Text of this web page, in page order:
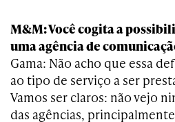
M&M: Você cogita a
uma agência de
Gama: Não acho que essa
ao tipo de serviço a ser
Vamos ser claros: não vejo
das agências,